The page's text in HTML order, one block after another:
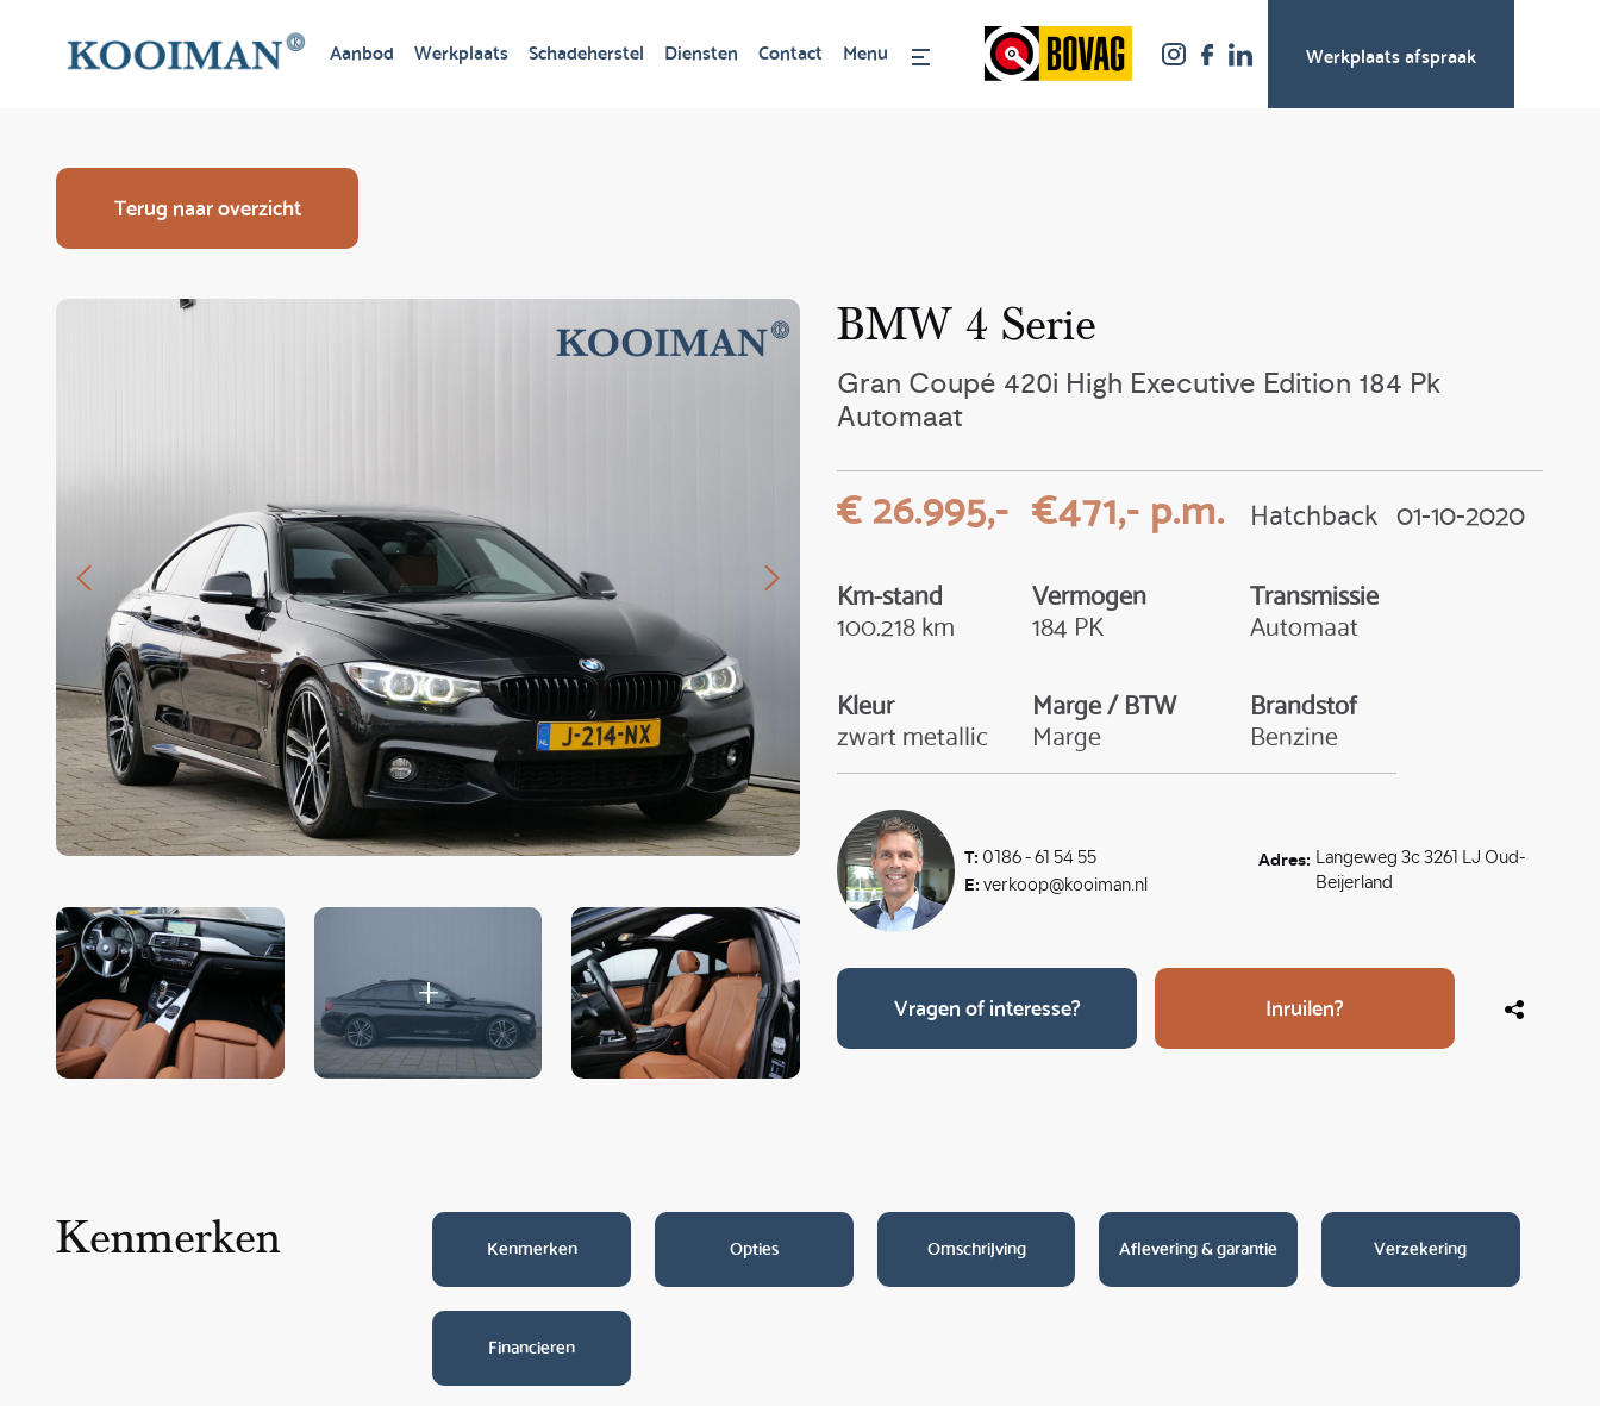
Aanbod Werkplaats Schadeherstel Diensten Contact Menu Werkplaats afspraak
Terug naar overzicht
BMW 4 Serie
Gran Coupé 420i High Executive Edition 184 Pk
Automaat
€ 26.995,- €471,- p.m. Hatchback 01-10-2020
Km-stand
100.218 km
Vermogen
184 PK
Transmissie
Automaat
Kleur
zwart metallic
Marge / BTW
Marge
Brandstof
Benzine
T: 0186 - 61 54 55
E: verkoop@kooiman.nl
Adres: Langeweg 3c 3261 LJ Oud-
Beijerland
Vragen of interesse? Inruilen?
Kenmerken Opties Omschrijving Aflevering & garantie Verzekering
Financieren
Kenmerken